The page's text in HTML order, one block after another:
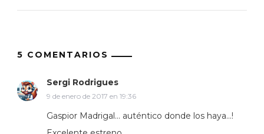
5 COMENTARIOS
Sergi Rodrigues
9 de enero de 2017 en 19:36
Gaspior Madrigal… auténtico donde los haya…!